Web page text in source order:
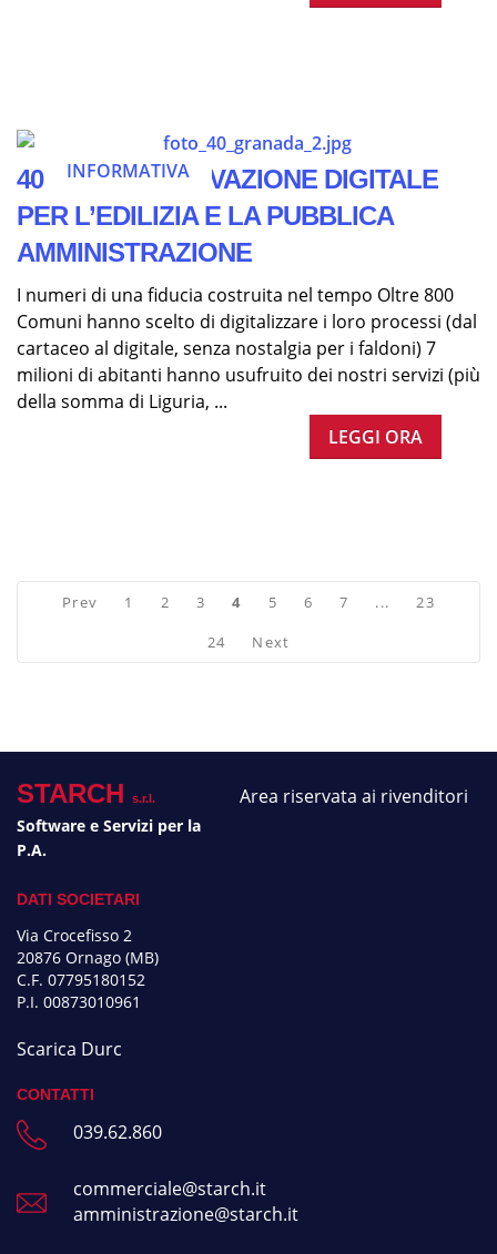
INFORMATIVA
40 ANNI DI INNOVAZIONE DIGITALE
PER L’EDILIZIA E LA PUBBLICA
AMMINISTRAZIONE
I numeri di una fiducia costruita nel tempo Oltre 800
Comuni hanno scelto di digitalizzare i loro processi (dal
cartaceo al digitale, senza nostalgia per i faldoni) 7
milioni di abitanti hanno usufruito dei nostri servizi (più
della somma di Liguria, ...
LEGGI ORA
Prev 1 2 3 4 5 6 7 ...
23
24
Next
STARCH s.r.l.
Software e Servizi per la
P.A.
Area riservata ai rivenditori
DATI SOCIETARI
Via Crocefisso 2
20876 Ornago (MB)
C.F. 07795180152
P.I. 00873010961
Scarica Durc
CONTATTI
039.62.860
commerciale@starch.it
amministrazione@starch.it